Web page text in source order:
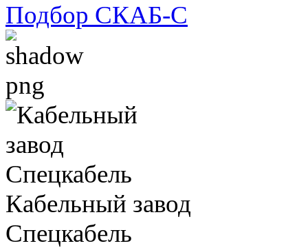
Подбор СКАБ-С
Кабельный завод
Спецкабель